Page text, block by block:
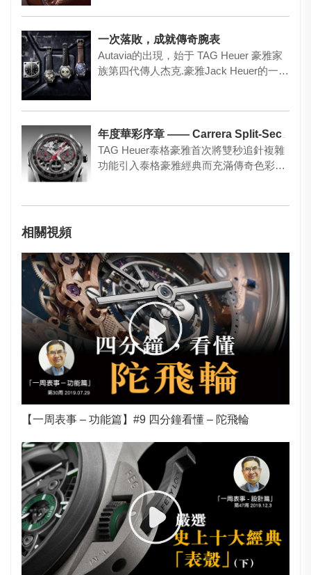
一次落敗，成就傳奇腕表
Autavia的出現，始于 TAG Heuer 豪雅家
族第四代傳人杰克.豪雅Jack Heuer的一…
年度華彩序章 —— Carrera Split-Seconds Chronograph追針計時腕表
TAG Heuer泰格豪雅首次將雙秒追針複雜
功能引入泰格豪雅經典而充滿傳奇色彩的
相關視頻
【一周表事 – 功能篇】#9 四分鐘看懂 – 陀飛輪